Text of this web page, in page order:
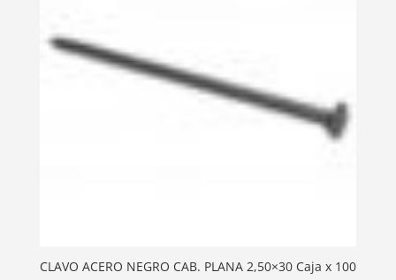
CLAVO ACERO NEGRO CAB. PLANA 2,50×30 Caja x 100